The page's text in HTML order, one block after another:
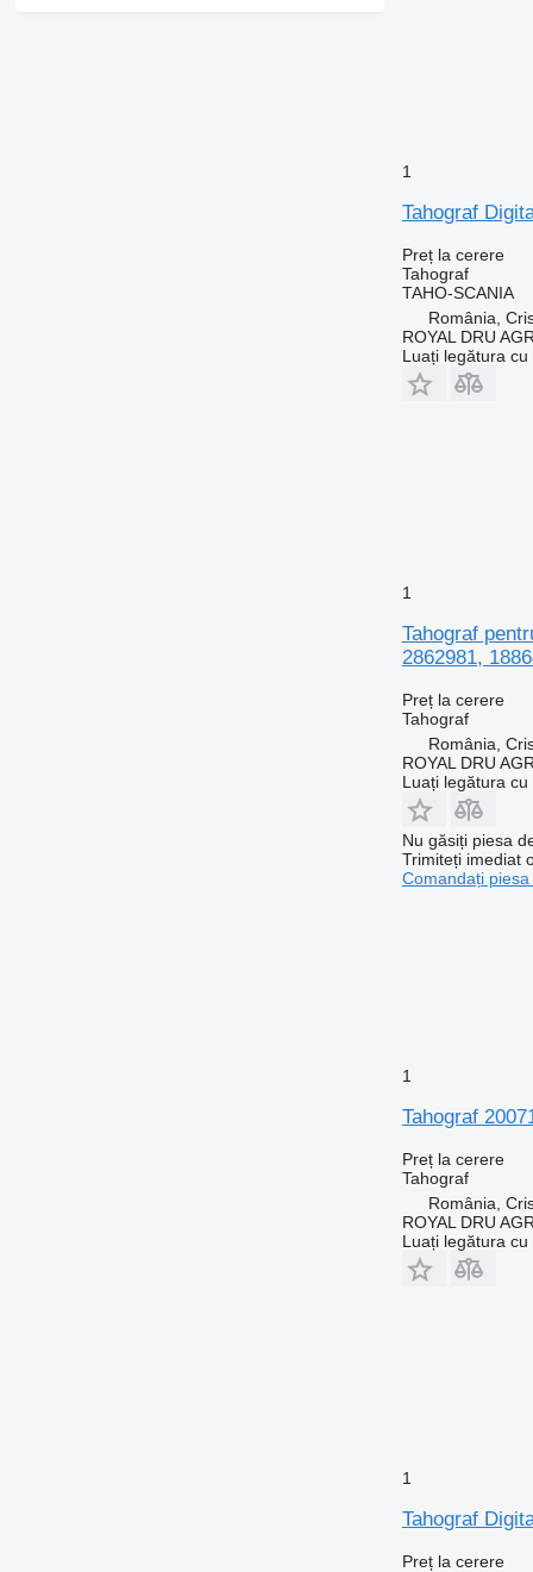
1
Tahograf
Preț la cerere
Tahograf
TAHO-SCANIA
România,
ROYAL DRU
Luați legătura
1
Tahograf
2862981,
Preț la cerere
Tahograf
România,
ROYAL DRU
Luați legătura
Nu găsiți piesa
Trimiteți imediat
Comandați
1
Tahograf
Preț la cerere
Tahograf
România,
ROYAL DRU
Luați legătura
1
Tahograf
Preț la cerere